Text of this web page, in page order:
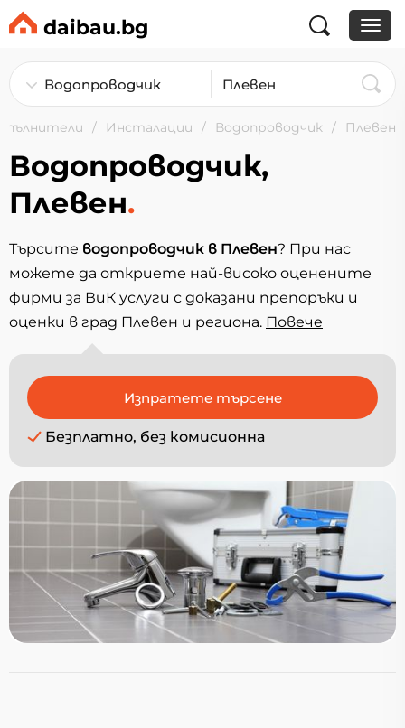
daibau.bg
Инсталации Водопроводчик Плевен
Водопроводчик,
Плевен.
Търсите водопроводчик в Плевен? При нас
можете да откриете най-високо оценените
фирми за ВиК услуги с доказани препоръки и
оценки в град Плевен и региона. Повечe
Безплатно, без комисионна